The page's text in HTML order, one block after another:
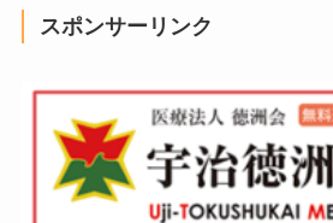
スポンサーリンク